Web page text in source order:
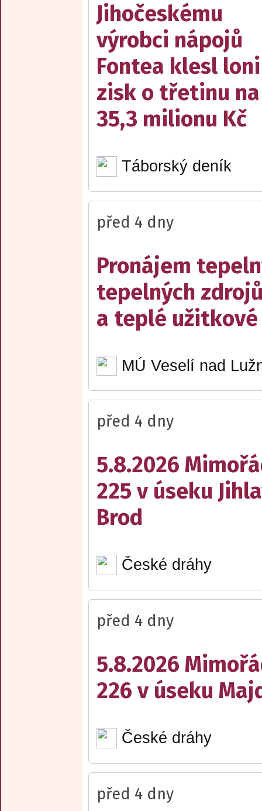
Jihočeskému
výrobci nápojů
Fontea klesl loni
zisk o třetinu na
35,3 milionu Kč
Táborský deník
před 4 dny
Pronájem
tepelných
a teplé užitkové
MÚ Veselí nad
před 4 dny
5.8.2026
225 v úseku
Brod
České dráhy
před 4 dny
5.8.2026
226 v úseku
České dráhy
před 4 dny